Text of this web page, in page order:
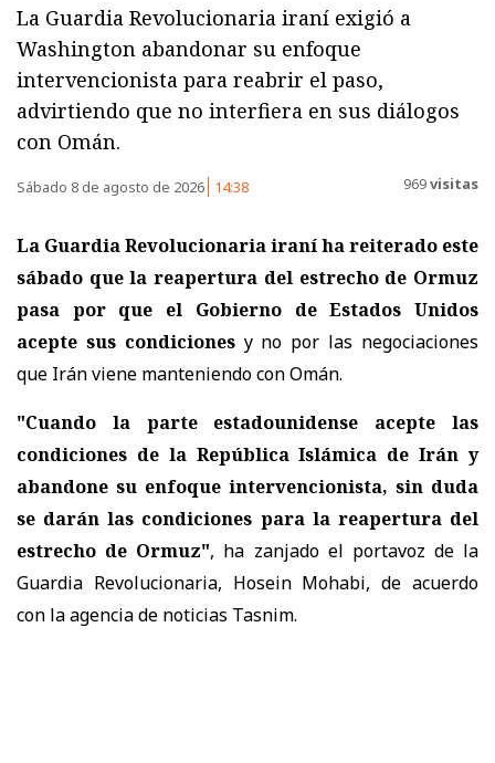
La Guardia Revolucionaria iraní exigió a
Washington abandonar su enfoque
intervencionista para reabrir el paso,
advirtiendo que no interfiera en sus diálogos
con Omán.
Sábado 8 de agosto de 2026 14:38 969visitas
La Guardia Revolucionaria iraní ha reiterado este
sábado que la reapertura del estrecho de Ormuz
pasa por que el Gobierno de Estados Unidos
acepte sus condicionesy no por las negociaciones
que Irán viene manteniendo con Omán.
"Cuando la parte estadounidense acepte las
condiciones de la República Islámica de Irán y
abandone su enfoque intervencionista, sin duda
se darán las condiciones para la reapertura del
estrecho de Ormuz", ha zanjado el portavoz de la
Guardia Revolucionaria, Hosein Mohabi, de acuerdo
con la agencia de noticias Tasnim.